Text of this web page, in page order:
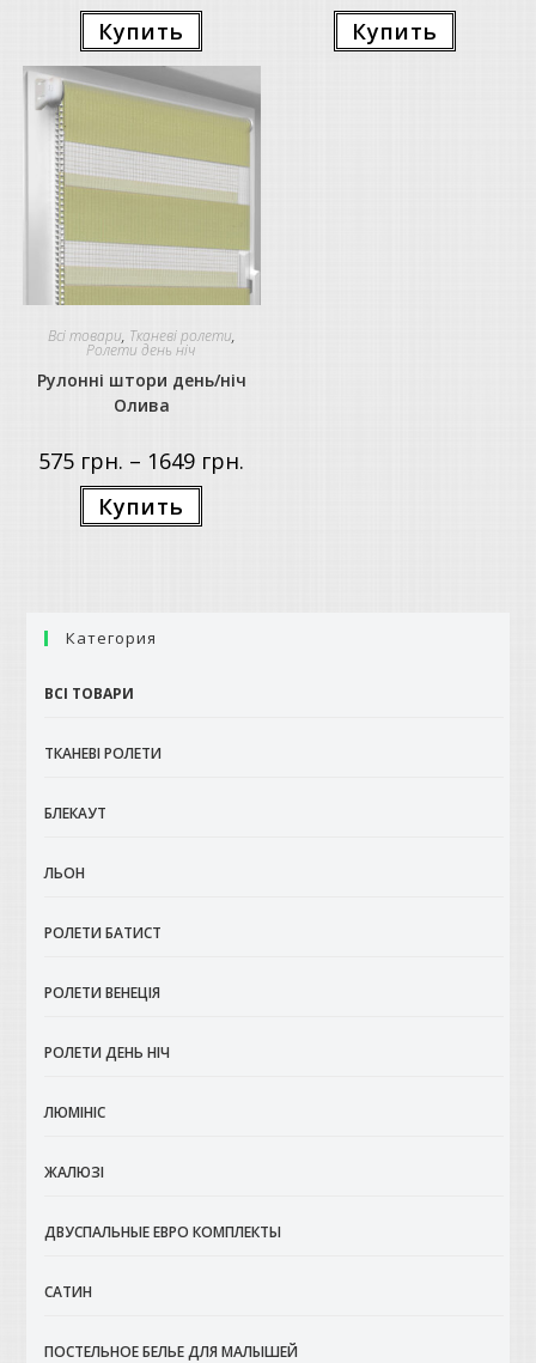
Купить Цей
має
кілька
варіантів.
Параметри
можна
вибрати
сторінці
товару
Купить Цей
має
Всі товари, Тканеві ролети,
Ролети день ніч
Рулонні штори день/ніч
Олива
575 грн. – 1649 грн.
Купить Цей
має
Категория
ВСІ ТОВАРИ
ТКАНЕВІ РОЛЕТИ
БЛЕКАУТ
ЛЬОН
РОЛЕТИ БАТИСТ
РОЛЕТИ ВЕНЕЦІЯ
РОЛЕТИ ДЕНЬ НІЧ
ЛЮМІНІС
ЖАЛЮЗІ
ДВУСПАЛЬНЫЕ ЕВРО КОМПЛЕКТЫ
САТИН
ПОСТЕЛЬНОЕ БЕЛЬЕ ДЛЯ МАЛЫШЕЙ